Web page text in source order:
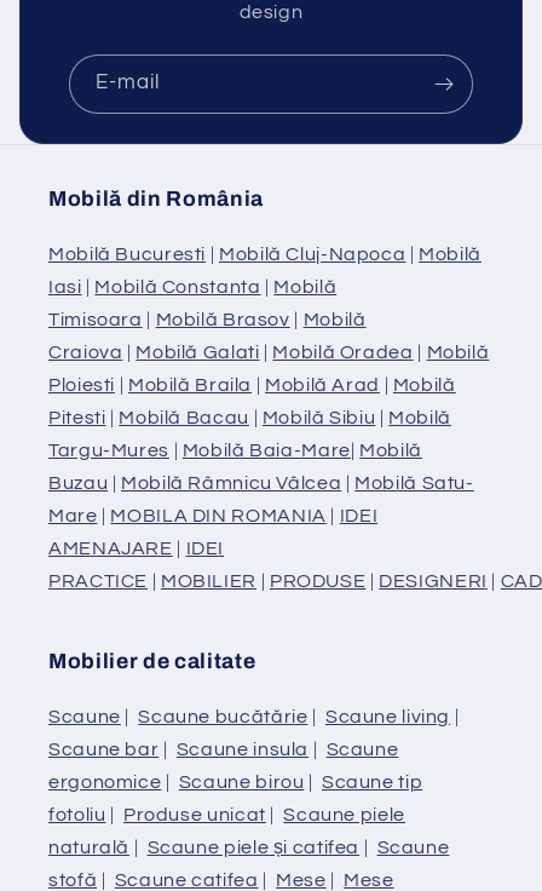
design
E-mail
Mobilă din România
Mobilă Bucuresti | Mobilă Cluj-Napoca | Mobilă
Iasi | Mobilă Constanta | Mobilă
Timisoara | Mobilă Brasov | Mobilă
Craiova | Mobilă Galati | Mobilă Oradea | Mobilă
Ploiesti | Mobilă Braila | Mobilă Arad | Mobilă
Pitesti | Mobilă Bacau | Mobilă Sibiu | Mobilă
Targu-Mures | Mobilă Baia-Mare| Mobilă
Buzau | Mobilă Râmnicu Vâlcea | Mobilă Satu-
Mare | MOBILA DIN ROMANIA | IDEI
AMENAJARE | IDEI
PRACTICE | MOBILIER | PRODUSE | DESIGNERI |
Mobilier de calitate
Scaune |Scaune bucătărie | Scaune living |
Scaune bar | Scaune insula | Scaune
ergonomice | Scaune birou | Scaune tip
fotoliu | Produse unicat |Scaune piele
naturală | Scaune piele și catifea | Scaune
stofă | Scaune catifea | Mese | Mese